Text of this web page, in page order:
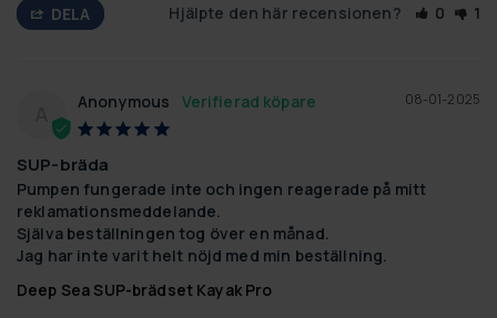
DELA Hjälpte den här recensionen? 0 1
08-01-2025
Anonymous
SUP-bräda
Pumpen fungerade inte och ingen reagerade på mitt
reklamationsmeddelande.
Själva beställningen tog över en månad.
Jag har inte varit helt nöjd med min beställning.
Deep Sea SUP-brädset Kayak Pro